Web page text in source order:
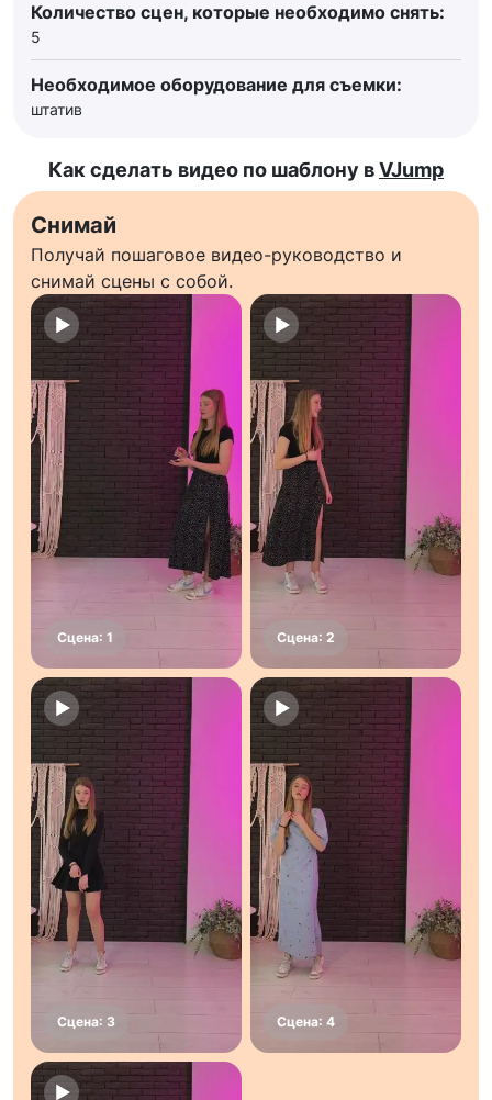
Количество сцен, которые необходимо снять:
5
Необходимое оборудование для съемки:
штатив
Как сделать видео по шаблону вVJump
Снимай
Получай пошаговое видео-руководство и
снимай сцены с собой.